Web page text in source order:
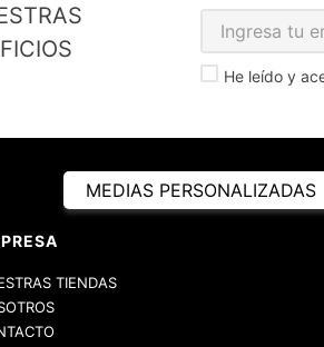
He leído y
MEDIAS PERSONALIZADAS
TIENDAS